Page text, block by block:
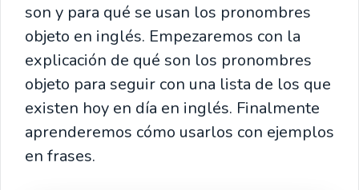
son y para qué se usan los pronombres
objeto en inglés. Empezaremos con la
explicación de qué son los pronombres
objeto para seguir con una lista de los que
existen hoy en día en inglés. Finalmente
aprenderemos cómo usarlos con ejemplos
en frases.